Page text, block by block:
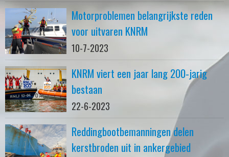
Motorproblemen belangrijkste reden
voor uitvaren KNRM
10-7-2023
KNRM viert een jaar lang 200-jarig
bestaan
22-6-2023
Reddingbootbemanningen delen
kerstbroden uit in ankergebied